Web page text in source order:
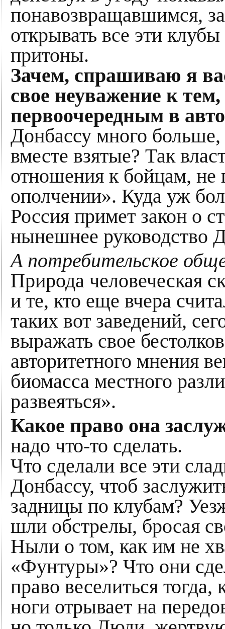
понавозвращавшимся,
открывать все эти
притоны.
Зачем, спрашиваю я
свое неуважение к
первоочередным в
Донбассу много
вместе взятые? Так
отношения к бойцам, не
ополчении». Куда уж
Россия примет закон о
нынешнее руководство
А потребительское
Природа человеческая
и те, кто еще вчера
таких вот заведений,
выражать свое
авторитетного мнения
биомасса местного
развеяться».
Какое право она
надо что-то сделать.
Что сделали все эти
Донбассу, чтоб
задницы по клубам?
шли обстрелы, бросая
Ныли о том, как им не
«Фунтуры»? Что они
право веселиться тогда,
ноги отрывает на